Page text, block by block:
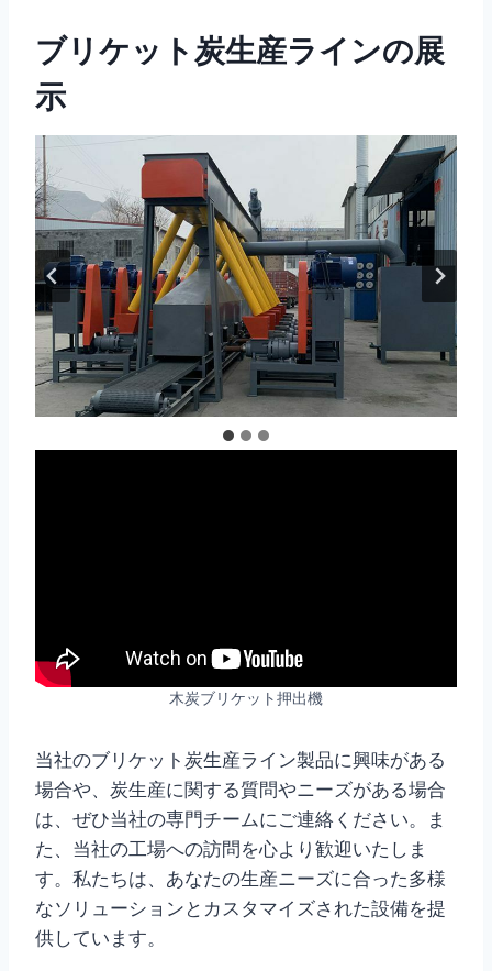
ブリケット炭生産ラインの展
示
木炭ブリケット押出機
当社のブリケット炭生産ライン製品に興味がある
場合や、炭生産に関する質問やニーズがある場合
は、ぜひ当社の専門チームにご連絡ください。ま
た、当社の工場への訪問を心より歓迎いたしま
す。私たちは、あなたの生産ニーズに合った多様
なソリューションとカスタマイズされた設備を提
供しています。